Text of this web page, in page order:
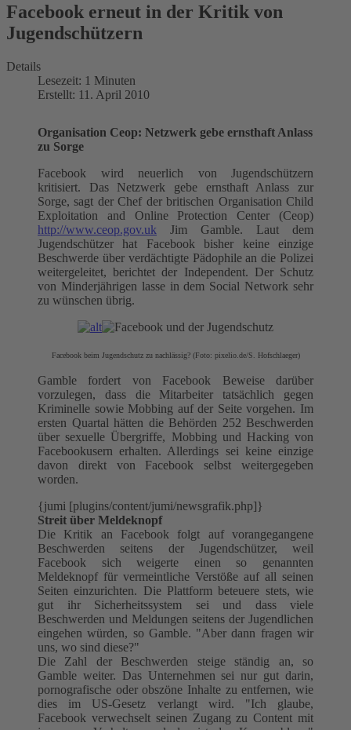
Facebook erneut in der Kritik von
Jugendschützern
Details
Lesezeit: 1 Minuten
Erstellt: 11. April 2010
Organisation Ceop: Netzwerk gebe ernsthaft Anlass
zu Sorge
Facebook wird neuerlich von Jugendschützern
kritisiert. Das Netzwerk gebe ernsthaft Anlass zur
Sorge, sagt der Chef der britischen Organisation Child
Exploitation and Online Protection Center (Ceop)
http://www.ceop.gov.uk Jim Gamble. Laut dem
Jugendschützer hat Facebook bisher keine einzige
Beschwerde über verdächtigte Pädophile an die Polizei
weitergeleitet, berichtet der Independent. Der Schutz
von Minderjährigen lasse in dem Social Network sehr
zu wünschen übrig.
Facebook beim Jugendschutz zu nachlässig? (Foto: pixelio.de/S. Hofschlaeger)
Gamble fordert von Facebook Beweise darüber
vorzulegen, dass die Mitarbeiter tatsächlich gegen
Kriminelle sowie Mobbing auf der Seite vorgehen. Im
ersten Quartal hätten die Behörden 252 Beschwerden
über sexuelle Übergriffe, Mobbing und Hacking von
Facebookusern erhalten. Allerdings sei keine einzige
davon direkt von Facebook selbst weitergegeben
worden.
{jumi [plugins/content/jumi/newsgrafik.php]}
Streit über Meldeknopf
Die Kritik an Facebook folgt auf vorangegangene
Beschwerden seitens der Jugendschützer, weil
Facebook sich weigerte einen so genannten
Meldeknopf für vermeintliche Verstöße auf all seinen
Seiten einzurichten. Die Plattform beteuere stets, wie
gut ihr Sicherheitssystem sei und dass viele
Beschwerden und Meldungen seitens der Jugendlichen
eingehen würden, so Gamble. "Aber dann fragen wir
uns, wo sind diese?"
Die Zahl der Beschwerden steige ständig an, so
Gamble weiter. Das Unternehmen sei nur gut darin,
pornografische oder obszöne Inhalte zu entfernen, wie
dies im US-Gesetz verlangt wird. "Ich glaube,
Facebook verwechselt seinen Zugang zu Content mit